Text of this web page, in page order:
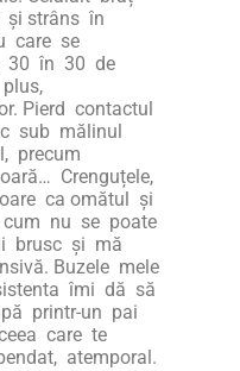
și strâns în
care se
30 în 30 de
Pierd contactul
sub mălinul
precum
Crenguțele,
ca omătul și
nu se poate
brusc și mă
Buzele mele
îmi dă să
printr-un pai
care te
atemporal.